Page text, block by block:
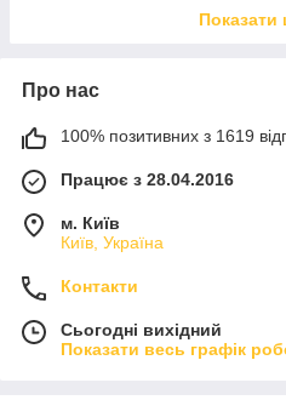
Показати
Про нас
100% позитивних з 1619
Працює з 28.04.2016
м. Київ
Київ, Україна
Контакти
Сьогодні вихідний
Показати весь графік